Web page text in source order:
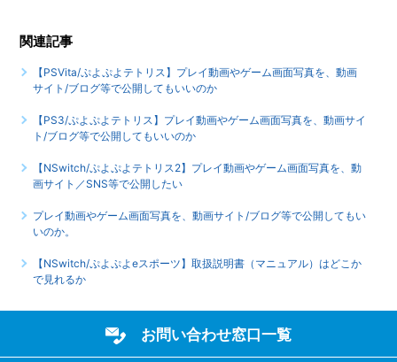
関連記事
【PSVita/ぷよぷよテトリス】プレイ動画やゲーム画面写真を、動画
サイト/ブログ等で公開してもいいのか
【PS3/ぷよぷよテトリス】プレイ動画やゲーム画面写真を、動画サイ
ト/ブログ等で公開してもいいのか
【NSwitch/ぷよぷよテトリス2】プレイ動画やゲーム画面写真を、動
画サイト／SNS等で公開したい
プレイ動画やゲーム画面写真を、動画サイト/ブログ等で公開してもい
いのか。
【NSwitch/ぷよぷよeスポーツ】取扱説明書（マニュアル）はどこか
で見れるか
お問い合わせ窓口一覧